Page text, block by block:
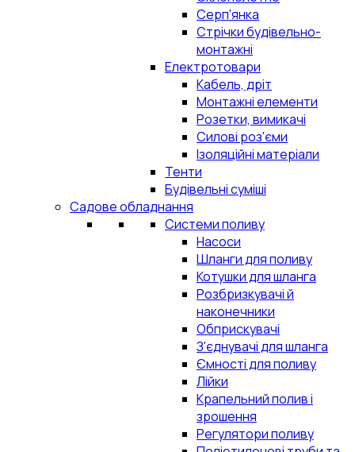
Серп'янка
Стрічки будівельно-
монтажні
Електротовари
Кабель, дріт
Монтажні елементи
Розетки, вимикачі
Силові роз'єми
Ізоляційні матеріали
Тенти
Будівельні суміші
Садове обладнання
Системи поливу
Насоси
Шланги для поливу
Котушки для шланга
Розбризкувачі й
наконечники
Обприскувачі
З'єднувачі для шланга
Ємності для поливу
Лійки
Крапельний полив і
зрошення
Регулятори поливу